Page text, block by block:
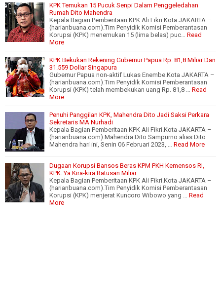
KPK Temukan 15 Pucuk Senpi Dalam Penggeledahan
Rumah Dito Mahendra
Kepala Bagian Pemberitaan KPK Ali Fikri.Kota JAKARTA –
(harianbuana.com).Tim Penyidik Komisi Pemberantasan
Korupsi (KPK) menemukan 15 (lima belas) puc…
Read
More
KPK Bekukan Rekening Gubernur Papua Rp. 81,8 Miliar Dan
31.559 Dollar Singapura
Gubernur Papua non-aktif Lukas Enembe.Kota JAKARTA –
(harianbuana.com).Tim Penyidik Komisi Pemberantasan
Korupsi (KPK) telah membekukan uang Rp. 81,8 …
Read
More
Penuhi Panggilan KPK, Mahendra Dito Jadi Saksi Perkara
Sekretaris MA Nurhadi
Kepala Bagian Pemberitaan KPK Ali Fikri.Kota JAKARTA –
(harianbuana.com).Mahendra Dito Sampurno alias Dito
Mahendra hari ini, Senin 06 Februari 2023, …
Read More
Dugaan Korupsi Bansos Beras KPM PKH Kemensos RI,
KPK: Ya Kira-kira Ratusan Miliar
Kepala Bagian Pemberitaan KPK Ali Fikri.Kota JAKARTA –
(harianbuana.com).Tim Penyidik Komisi Pemberantasan
Korupsi (KPK) menjerat Kuncoro Wibowo yang …
Read
More